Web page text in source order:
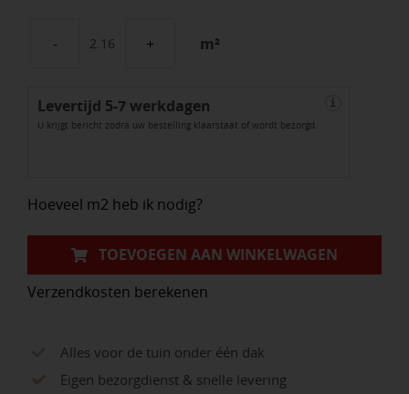
GeoCorso
60x60x4
Pisa
m²
Levertijd 5-7 werkdagen
U krijgt bericht zodra uw bestelling klaarstaat of wordt bezorgd.
i
Hoeveel m2 heb ik nodig?
TOEVOEGEN AAN WINKELWAGEN
Verzendkosten berekenen
Alles voor de tuin onder één dak
Eigen bezorgdienst & snelle levering